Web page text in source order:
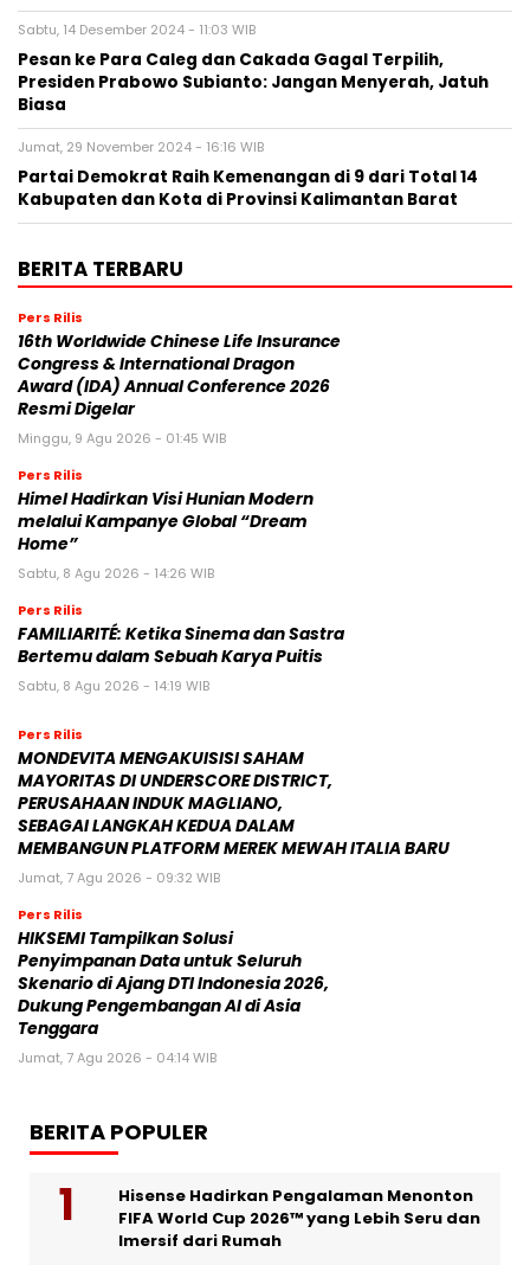
Sabtu, 14 Desember 2024 - 11:03 WIB
Pesan ke Para Caleg dan Cakada Gagal Terpilih,
Presiden Prabowo Subianto: Jangan Menyerah, Jatuh
Biasa
Jumat, 29 November 2024 - 16:16 WIB
Partai Demokrat Raih Kemenangan di 9 dari Total 14
Kabupaten dan Kota di Provinsi Kalimantan Barat
BERITA TERBARU
Pers Rilis
16th Worldwide Chinese Life Insurance
Congress & International Dragon
Award (IDA) Annual Conference 2026
Resmi Digelar
Minggu, 9 Agu 2026 - 01:45 WIB
Pers Rilis
Himel Hadirkan Visi Hunian Modern
melalui Kampanye Global “Dream
Home”
Sabtu, 8 Agu 2026 - 14:26 WIB
Pers Rilis
FAMILIARITÉ: Ketika Sinema dan Sastra
Bertemu dalam Sebuah Karya Puitis
Sabtu, 8 Agu 2026 - 14:19 WIB
Pers Rilis
MONDEVITA MENGAKUISISI SAHAM
MAYORITAS DI UNDERSCORE DISTRICT,
PERUSAHAAN INDUK MAGLIANO,
SEBAGAI LANGKAH KEDUA DALAM
MEMBANGUN PLATFORM MEREK MEWAH ITALIA BARU
Jumat, 7 Agu 2026 - 09:32 WIB
Pers Rilis
HIKSEMI Tampilkan Solusi
Penyimpanan Data untuk Seluruh
Skenario di Ajang DTI Indonesia 2026,
Dukung Pengembangan AI di Asia
Tenggara
Jumat, 7 Agu 2026 - 04:14 WIB
BERITA POPULER
Hisense Hadirkan Pengalaman Menonton
FIFA World Cup 2026™ yang Lebih Seru dan
Imersif dari Rumah